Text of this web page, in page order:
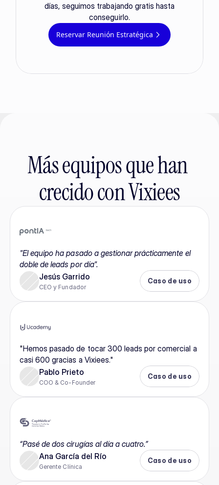
días, seguimos trabajando gratis hasta
conseguirlo.
Reservar Reunión Estratégica
Más equipos que han
crecido con Vixiees
"El equipo ha pasado a gestionar prácticamente el
doble de leads por día".
Jesús Garrido
CEO y Fundador
Caso de uso
"Hemos pasado de tocar 300 leads por comercial a
casi 600 gracias a Vixiees."
Pablo Prieto
COO & Co-Founder
Caso de uso
“Pasé de dos cirugías al día a cuatro.”
Ana García del Río
Gerente Clínica
Caso de uso